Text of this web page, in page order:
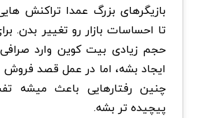
بازیگرهای بزرگ عمدا تراکنش
تا احساسات بازار رو تغییر بدن.
حجم زیادی بیت کوین وارد
ایجاد بشه، اما در عمل قصد
چنین رفتارهایی باعث میشه
پیچیده تر بشه.